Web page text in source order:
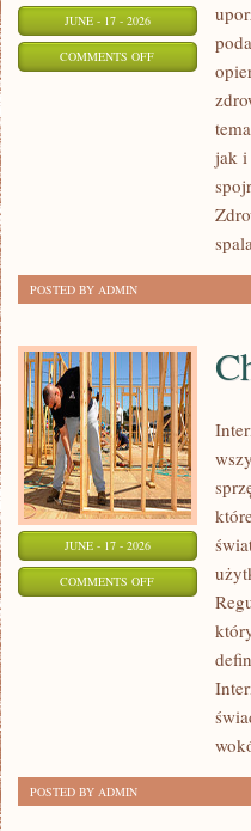
JUNE - 17 - 2026
COMMENTS OFFON
MOTYWACJA
jak i
POSTED BY ADMIN
JUNE - 17 - 2026
COMMENTS OFFON
POSTED BY ADMIN